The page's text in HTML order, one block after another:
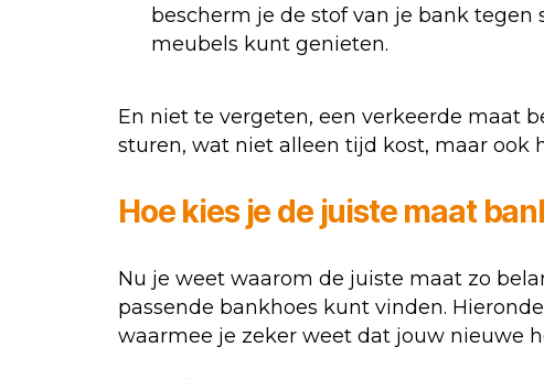
bescherm je de stof van je bank
meubels kunt genieten.
En niet te vergeten, een verkeerde maat
sturen, wat niet alleen tijd kost, maar ook
Hoe kies je de juiste maat
Nu je weet waarom de juiste maat zo
passende bankhoes kunt vinden.
waarmee je zeker weet dat jouw nieuwe